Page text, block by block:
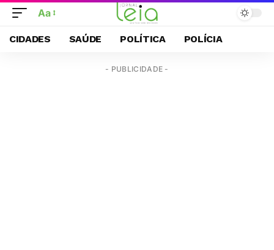
Aa
CIDADES SAÚDE POLÍTICA POLÍCIA
- PUBLICIDADE -